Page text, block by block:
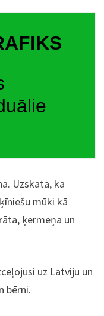
Uzskata, ka
mūki kā
ķermeņa un
uz Latviju un
bērni.